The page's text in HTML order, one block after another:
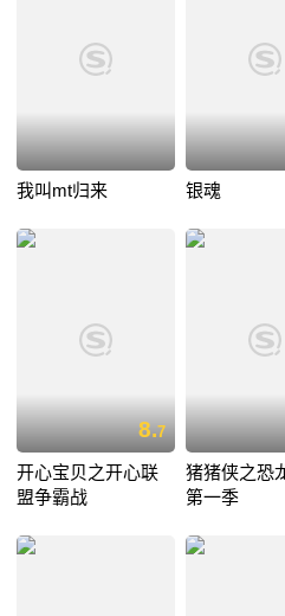
我叫mt归来 银魂
8.7
开心宝贝之开心联
盟争霸战
猪猪侠之恐
第一季